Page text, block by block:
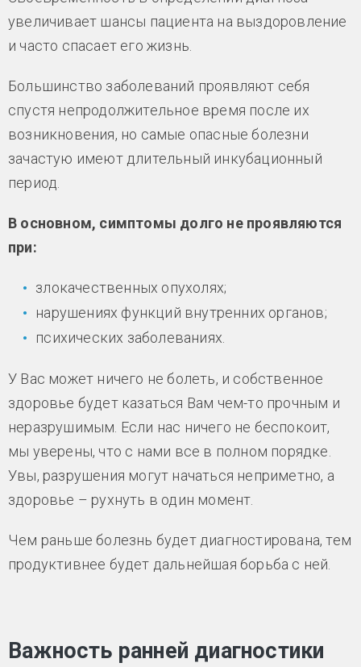
увеличивает шансы пациента на выздоровление
и часто спасает его жизнь.
Большинство заболеваний проявляют себя
спустя непродолжительное время после их
возникновения, но самые опасные болезни
зачастую имеют длительный инкубационный
период.
В основном, симптомы долго не проявляются
при:
злокачественных опухолях;
нарушениях функций внутренних органов;
психических заболеваниях.
У Вас может ничего не болеть, и собственное
здоровье будет казаться Вам чем-то прочным и
неразрушимым. Если нас ничего не беспокоит,
мы уверены, что с нами все в полном порядке.
Увы, разрушения могут начаться неприметно, а
здоровье – рухнуть в один момент.
Чем раньше болезнь будет диагностирована, тем
продуктивнее будет дальнейшая борьба с ней.
Важность ранней диагностики